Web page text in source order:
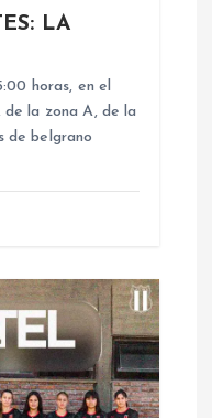
LA
horas, en el
la zona A, de la
de belgrano